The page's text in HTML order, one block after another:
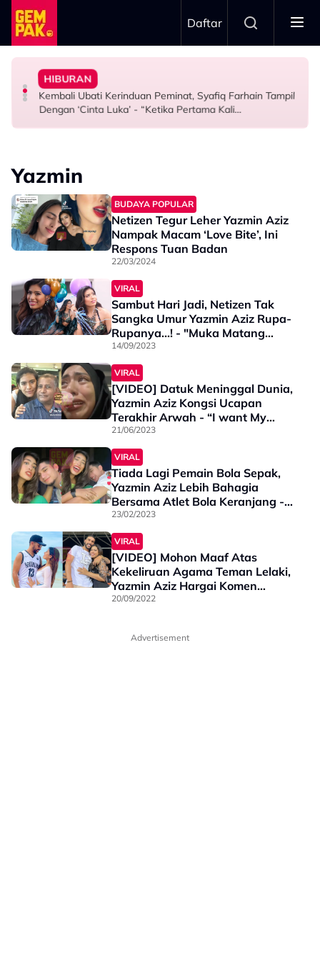
Skip to main content
Daftar
SELEBRITI
Atta Halilintar Tegur Individu Perlekeh Orang Rakam
Pesawat Mendarat - “Boleh Jadi Itu Pengalaman
Pertama & Momen Sangat Bererti…”
HIBURAN
Kembali Ubati Kerinduan Peminat, Syafiq Farhain Tampil
Dengan ‘Cinta Luka’ - “Ketika Pertama Kali
HIBURAN
M. Nasir Pilih Aliff Aziz, Melinda Dadew Hidupkan Kisah
Mansur & Liu
HIBURAN
M. Nasir Pilih Aliff Aziz Jadi Mansur Sebab Pakej
Lengkap – “Dia Pelakon Kedua Paling Tampan Di
Malaysia”
Yazmin
BUDAYA POPULAR
Netizen Tegur Leher Yazmin Aziz
Nampak Macam ‘Love Bite’, Ini
Respons Tuan Badan
22/03/2024
VIRAL
Sambut Hari Jadi, Netizen Tak
Sangka Umur Yazmin Aziz Rupa-
Rupanya...! - "Muka Matang
Sangat"
14/09/2023
VIRAL
[VIDEO] Datuk Meninggal Dunia,
Yazmin Aziz Kongsi Ucapan
Terakhir Arwah - “I want My
Family To Be…”
21/06/2023
VIRAL
Tiada Lagi Pemain Bola Sepak,
Yazmin Aziz Lebih Bahagia
Bersama Atlet Bola Keranjang -
“Saya Enggan Membazirkan…”
23/02/2023
VIRAL
[VIDEO] Mohon Maaf Atas
Kekeliruan Agama Teman Lelaki,
Yazmin Aziz Hargai Komen
Netizen; “Saya Ini Bukan
20/09/2022
Advertisement